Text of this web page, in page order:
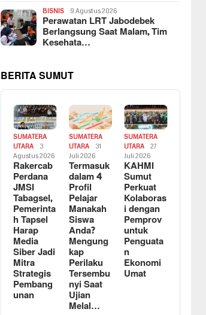
BISNIS 9 Agustus 2026
Perawatan LRT Jabodebek
Berlangsung Saat Malam, Tim
Kesehata…
BERITA SUMUT
SUMATERA
UTARA
3
Agustus 2026
Rakercab
Perdana
JMSI
Tabagsel,
Pemerinta
h Tapsel
Harap
Media
Siber Jadi
Mitra
Strategis
Pembang
unan
SUMATERA
UTARA
31
Juli 2026
Termasuk
dalam 4
Profil
Pelajar
Manakah
Siswa
Anda?
Mengung
kap
Perilaku
Tersembu
nyi Saat
Ujian
Melal…
SUMATERA
UTARA
27
Juli 2026
KAHMI
Sumut
Perkuat
Kolaboras
i dengan
Pemprov
untuk
Penguata
n
Ekonomi
Umat